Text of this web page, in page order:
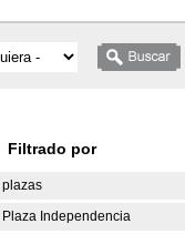
Filtrado por
plazas
Plaza Independencia